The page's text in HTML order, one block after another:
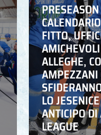
FITTO,
ALLEGHE,
AMPEZZANI
LO
ANTICIPO
LEAGUE